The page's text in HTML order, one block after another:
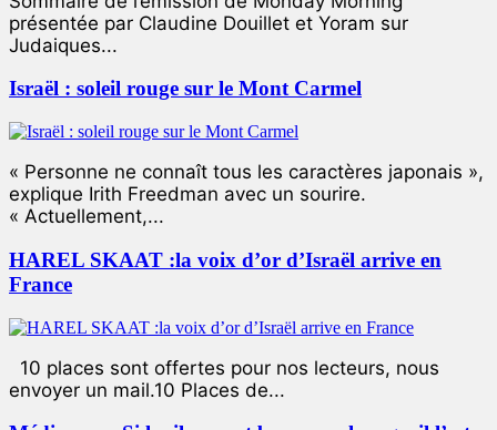
présentée par Claudine Douillet et Yoram sur
Judaiques...
Israël : soleil rouge sur le Mont Carmel
« Personne ne connaît tous les caractères japonais »,
explique Irith Freedman avec un sourire.
« Actuellement,...
HAREL SKAAT :la voix d’or d’Israël arrive en
France
10 places sont offertes pour nos lecteurs, nous
envoyer un mail.10 Places de...